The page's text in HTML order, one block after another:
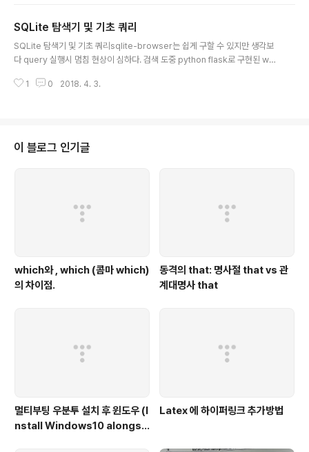
VICE); WakeLock wakeLock = powerManager.newWakeLock(Po
werManager.PARTIAL_WAKE_LOCK, "MyWakel..
SQLite 탐색기 및 기초 쿼리
SQLite 탐색기 및 기초 쿼리sqlite-browser는 쉽게 구할 수 있지만 생각보
다 query 실행시 멈침 현상이 심하다. 검색 도중 python flask로 구현된 we
습은 아래와 같다.sqlite-web tool$ sudo apt-get install python-pip #
e-web 설치 합니다. #..
1 0 2018. 4. 3.
이 블로그 인기글
which와 , which (콤마 which)
의 차이점.
동격의 that: 명사절 that vs 관
계대명사 that
멀티부팅 우분투 설치 후 윈도우 (I
nstall Windows10 alongsi
Latex 에 하이퍼링크 추가방법